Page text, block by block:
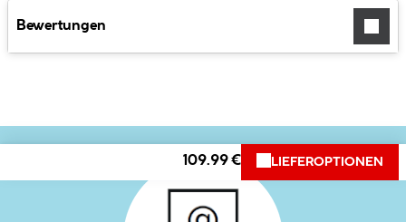
Bewertungen
109.99 € LIEFEROPTIONEN